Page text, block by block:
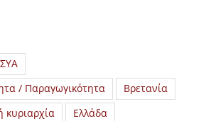
/ Παραγωγικότητα
Βρετανία
κυριαρχία
Ελλάδα